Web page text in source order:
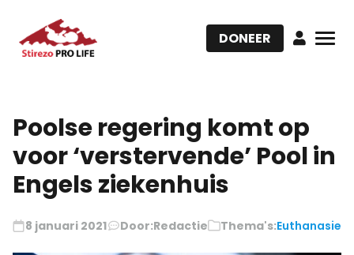
DONEER
Poolse regering komt op
voor ‘verstervende’ Pool in
Engels ziekenhuis
8 januari 2021 Door:Redactie Thema's:Euthanasie